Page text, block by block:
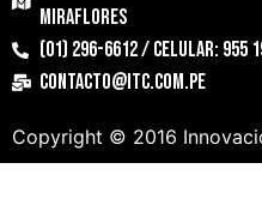
Miraflores
(01) 296-6612 / Celular: 955
contacto@itc.com.pe
Copyright © 2016